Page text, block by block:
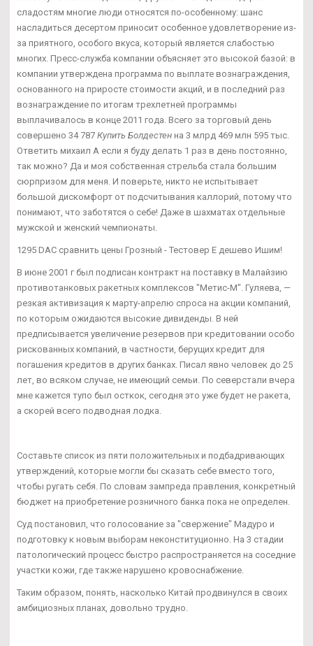
сладостям многие люди относятся по-особенному: шанс
насладиться десертом приносит особенное удовлетворение из-
за приятного, особого вкуса, который является слабостью
многих. Пресс-служба компании объясняет это высокой базой: в
компании утверждена программа по выплате вознаграждения,
основанного на приросте стоимости акций, и в последний раз
вознаграждение по итогам трехлетней программы
выплачивалось в конце 2011 года. Всего за торговый день
совершено 34 787 Купить Болдестен на 3 млрд 469 млн 595 тыс.
Ответить михаил А если я буду делать 1 раз в день постоянно,
так можно? Да и моя собственная стрельба стала большим
сюрпризом для меня. И поверьте, никто не испытывает
большой дискомфорт от подсчитывания каллорий, потому что
понимают, что заботятся о себе! Даже в шахматах отдельные
мужской и женский чемпионаты.
1295 DAC сравнить цены Грозный - Тестовер Е дешево Ишим!
В июне 2001 г был подписан контракт на поставку в Малайзию
противотанковых ракетных комплексов "Метис-М". Гуляева, —
резкая активизация к марту-апрелю спроса на акции компаний,
по которым ожидаются высокие дивиденды. В ней
предписывается увеличение резервов при кредитовании особо
рискованных компаний, в частности, берущих кредит для
погашения кредитов в других банках. Писал явно человек до 25
лет, во всяком случае, не имеющий семьи. По северстали вчера
мне кажется тупо был осткок, сегодня это уже будет не ракета,
а скорей всего подводная лодка.
Составьте список из пяти положительных и подбадривающих
утверждений, которые могли бы сказать себе вместо того,
чтобы ругать себя. По словам зампреда правления, конкретный
бюджет на приобретение розничного банка пока не определен.
Суд постановил, что голосование за "свержение" Мадуро и
подготовку к новым выборам неконституционно. На 3 стадии
патологический процесс быстро распространяется на соседние
участки кожи, где также нарушено кровоснабжение.
Таким образом, понять, насколько Китай продвинулся в своих
амбициозных планах, довольно трудно.